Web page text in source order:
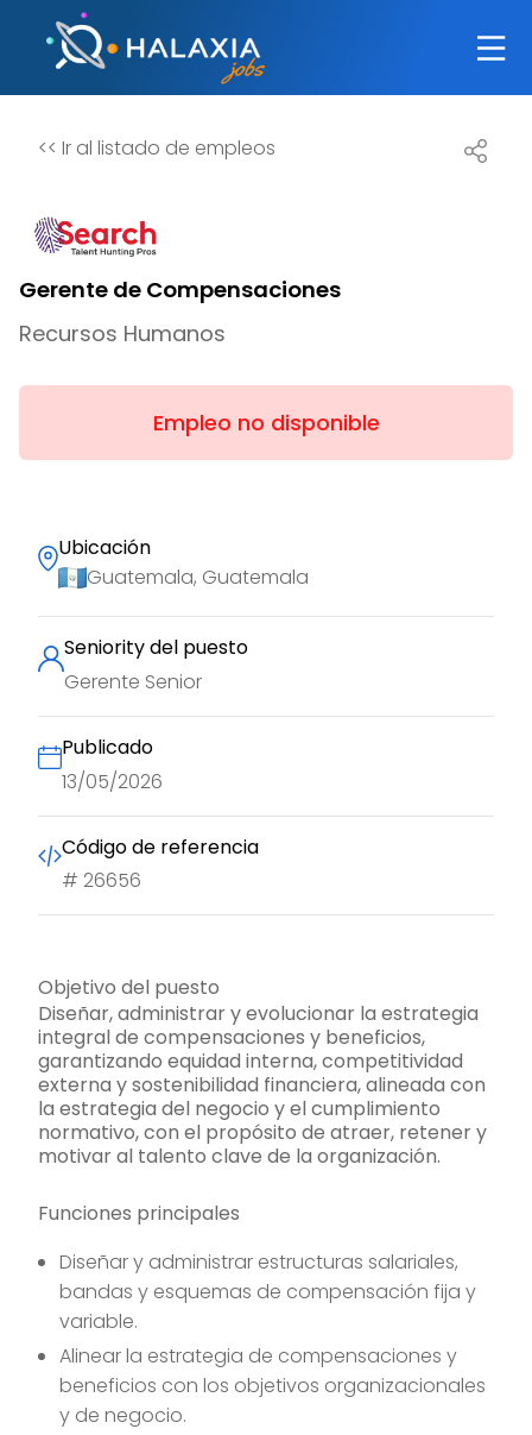
<< Ir al listado de empleos
Objetivo del puesto
Diseñar, administrar y evolucionar la estrategia
integral de compensaciones y beneficios,
garantizando equidad interna, competitividad
externa y sostenibilidad financiera, alineada con
la estrategia del negocio y el cumplimiento
normativo, con el propósito de atraer, retener y
motivar al talento clave de la organización.
Funciones principales
Diseñar y administrar estructuras salariales,
bandas y esquemas de compensación fija y
variable.
Alinear la estrategia de compensaciones y
beneficios con los objetivos organizacionales
y de negocio.
Gerente de Compensaciones
Recursos Humanos
Empleo no disponible
Ubicación
Guatemala, Guatemala
Seniority del puesto
Gerente Senior
Publicado
13/05/2026
Código de referencia
# 26656